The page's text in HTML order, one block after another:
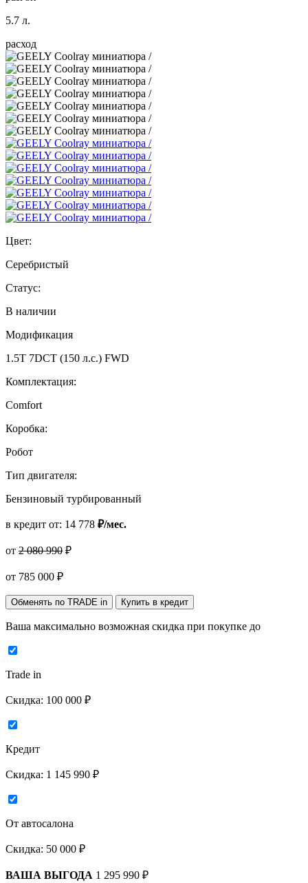
5.7 л.
расход
Цвет:
Серебристый
Статус:
В наличии
Модификация
1.5T 7DCT (150 л.с.) FWD
Комплектация:
Comfort
Коробка:
Робот
Тип двигателя:
Бензиновый турбированный
в кредит от: 14 778 ₽/мес.
от 2 080 990 ₽
от 785 000 ₽
Обменять по TRADE in Купить в кредит
Ваша максимально возможная скидка при покупке до
Trade in
Скидка: 100 000 ₽
Кредит
Скидка: 1 145 990 ₽
От автосалона
Скидка: 50 000 ₽
ВАША ВЫГОДА 1 295 990 ₽